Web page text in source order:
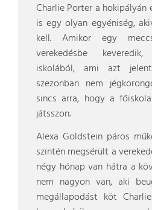
Charlie Porter a hokipályán
is egy olyan egyéniség,
kell. Amikor egy
verekedésbe
iskolából, ami azt
szezonban nem
sincs arra, hogy a
játsszon.
Alexa Goldstein páros
szintén megsérült a
négy hónap van hátra a
nem nagyon van, aki
megállapodást köt